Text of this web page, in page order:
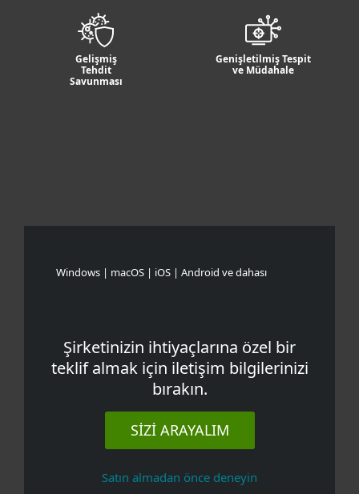
Gelişmiş
Tehdit
Savunması
Genişletilmiş Tespit
ve Müdahale
Windows | macOS | iOS | Android ve dahası
Şirketinizin ihtiyaçlarına özel bir
teklif almak için iletişim bilgilerinizi
bırakın.
SIZI ARAYALIM
Satın almadan önce deneyin